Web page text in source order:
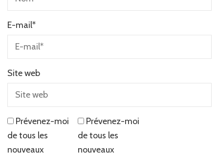
E-mail*
Site web
Prévenez-moi
de tous les
nouveaux
Prévenez-moi
de tous les
nouveaux